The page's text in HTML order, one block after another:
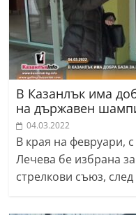
В Казанлък има
на държавен
04.03.2022
В края на февруари,
Лечева бе избрана
стрелкови съюз,